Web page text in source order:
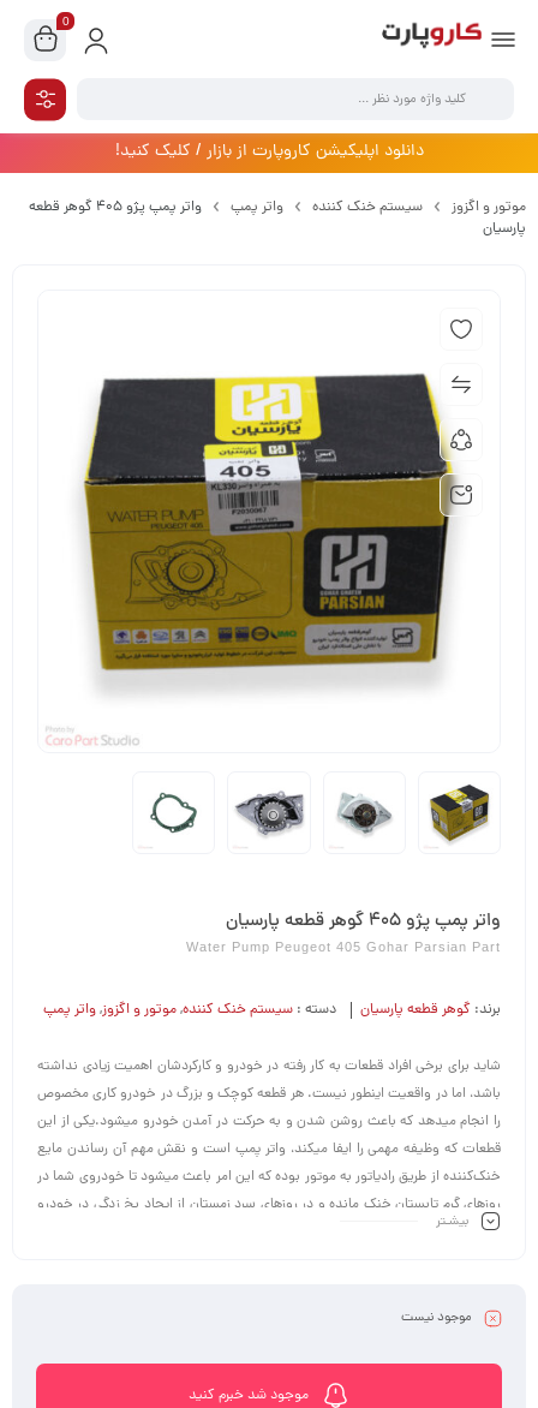
0
دانلود اپلیکیشن کاروپارت از بازار / کلیک کنید!
موتور و اگزوز سیستم خنک کننده واتر پمپ
واتر پمپ پژو 405 گوهر قطعه
پارسیان
واتر پمپ پژو 405 گوهر قطعه پارسیان
Water Pump Peugeot 405 Gohar Parsian Part
برند: گوهر قطعه پارسیان دسته : سیستم خنک کننده,موتور و اگزوز,واتر پمپ
شاید برای برخی افراد قطعات به کار رفته در خودرو و کارکردشان اهمیت زیادی نداشته
باشد، اما در واقعیت اینطور نیست. هر قطعه کوچک و بزرگ در خودرو کاری مخصوص
را انجام میدهد که باعث روشن شدن و به حرکت در آمدن خودرو میشود.یکی از این
قطعات که وظیفه مهمی را ایفا میکند، واتر پمپ است و نقش مهم آن رساندن مایع
خنک‌کننده از طریق رادیاتور به موتور بوده که این امر باعث میشود تا خودروی شما در
روز‌های گرم تابستان خنک مانده و در روز‌های سرد زمستان از ایجاد یخ زدگی در خودرو
جلوگیری به عمل می آید.
بیشـتر
موجود نیست
موجود شد خبرم کنید